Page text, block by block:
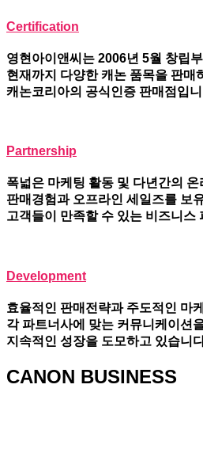
Certification
영현아이앤씨는 2006년 5월 창립
현재까지 다양한 캐논 품목을 판매
캐논코리아의 공식인증 판매점입
Partnership
폭넓은 마케팅 활동 및 다년간의 온
판매경험과 오프라인 세일즈를 보
고객들이 만족할 수 있는 비즈니스
Development
효율적인 판매전략과 주도적인 마
각 파트너사에 맞는 커뮤니케이션
지속적인 성장을 도모하고 있습니
CANON BUSINESS